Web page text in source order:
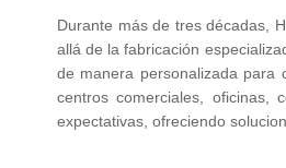
Durante más de tres décadas,
allá de la fabricación
de manera personalizada para
centros comerciales, oficinas,
expectativas, ofreciendo